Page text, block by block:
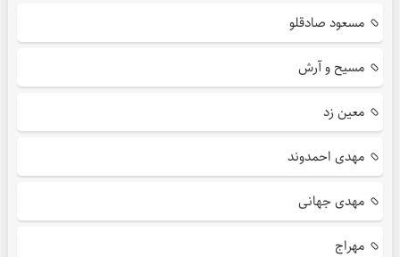
مسعود صادقلو
مسیح و آرش
معین زد
مهدی احمدوند
مهدی جهانی
مهراج